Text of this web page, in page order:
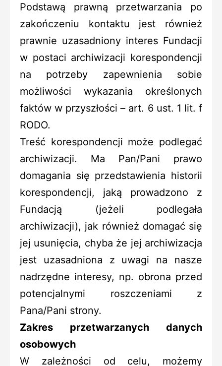
Podstawą prawną przetwarzania po
zakończeniu kontaktu jest również
prawnie uzasadniony interes Fundacji
w postaci archiwizacji korespondencji
na potrzeby zapewnienia sobie
możliwości wykazania określonych
faktów w przyszłości – art. 6 ust. 1 lit. f
RODO.
Treść korespondencji może podlegać
archiwizacji. Ma Pan/Pani prawo
domagania się przedstawienia historii
korespondencji, jaką prowadzono z
Fundacją (jeżeli podlegała
archiwizacji), jak również domagać się
jej usunięcia, chyba że jej archiwizacja
jest uzasadniona z uwagi na nasze
nadrzędne interesy, np. obrona przed
potencjalnymi roszczeniami z
Pana/Pani strony.
Zakres przetwarzanych danych
osobowych
W zależności od celu, możemy